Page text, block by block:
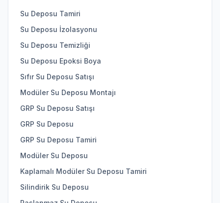
Su Deposu Tamiri
Su Deposu İzolasyonu
Su Deposu Temizliği
Su Deposu Epoksi Boya
Sıfır Su Deposu Satışı
Modüler Su Deposu Montajı
GRP Su Deposu Satışı
GRP Su Deposu
GRP Su Deposu Tamiri
Modüler Su Deposu
Kaplamalı Modüler Su Deposu Tamiri
Silindirik Su Deposu